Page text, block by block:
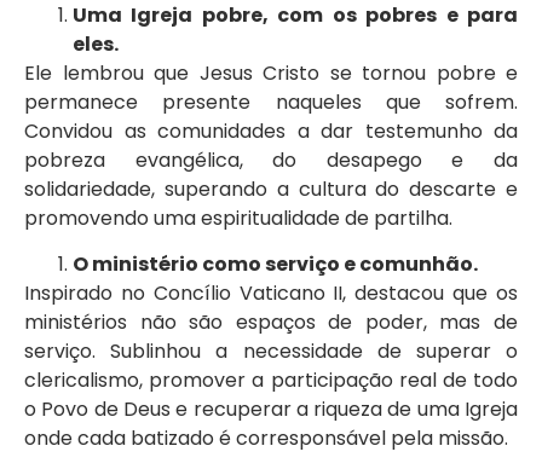
Uma Igreja pobre, com os pobres e para
eles.
Ele lembrou que Jesus Cristo se tornou pobre e
permanece presente naqueles que sofrem.
Convidou as comunidades a dar testemunho da
pobreza evangélica, do desapego e da
solidariedade, superando a cultura do descarte e
promovendo uma espiritualidade de partilha.
O ministério como serviço e comunhão.
Inspirado no Concílio Vaticano II, destacou que os
ministérios não são espaços de poder, mas de
serviço. Sublinhou a necessidade de superar o
clericalismo, promover a participação real de todo
o Povo de Deus e recuperar a riqueza de uma Igreja
onde cada batizado é corresponsável pela missão.